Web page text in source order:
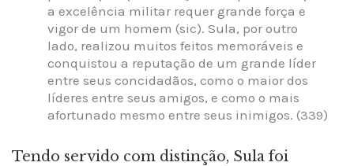
a excelência militar requer grande força e
vigor de um homem (sic). Sula, por outro
lado, realizou muitos feitos memoráveis e
conquistou a reputação de um grande líder
entre seus concidadãos, como o maior dos
líderes entre seus amigos, e como o mais
afortunado mesmo entre seus inimigos. (339)
Tendo servido com distinção, Sula foi